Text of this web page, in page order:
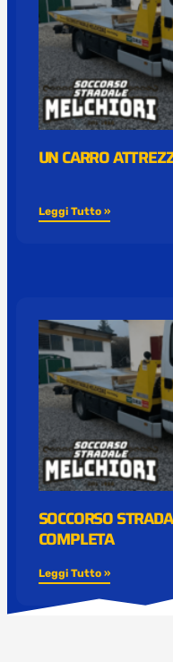
UN CARRO
Leggi Tutto »
SOCCORSO
COMPLETA
Leggi Tutto »